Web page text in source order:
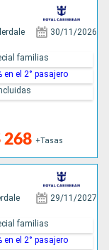
30/11/2026
268 +Tasas
familias
en el 2° pasajero
29/11/2027
familias
en el 2° pasajero